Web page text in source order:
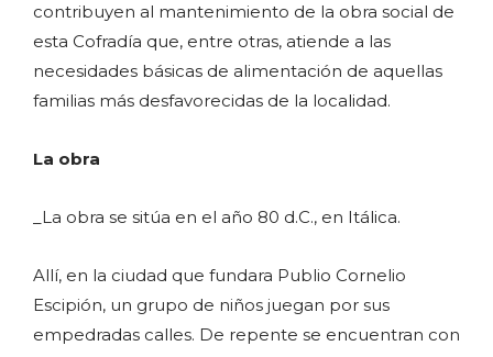
contribuyen al mantenimiento de la obra social de
esta Cofradía que, entre otras, atiende a las
necesidades básicas de alimentación de aquellas
familias más desfavorecidas de la localidad.
La obra
_La obra se sitúa en el año 80 d.C., en Itálica.
Allí, en la ciudad que fundara Publio Cornelio
Escipión, un grupo de niños juegan por sus
empedradas calles. De repente se encuentran con